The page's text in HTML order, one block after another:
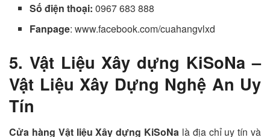
Số điện thoại:0967 683 888
Fanpage: www.facebook.com/cuahangvlxd
5. Vật Liệu Xây dựng KiSoNa –
Vật Liệu Xây Dựng Nghệ An Uy
Tín
Cửa hàng Vật liệu Xây dựng KiSoNa là địa chỉ uy tín và